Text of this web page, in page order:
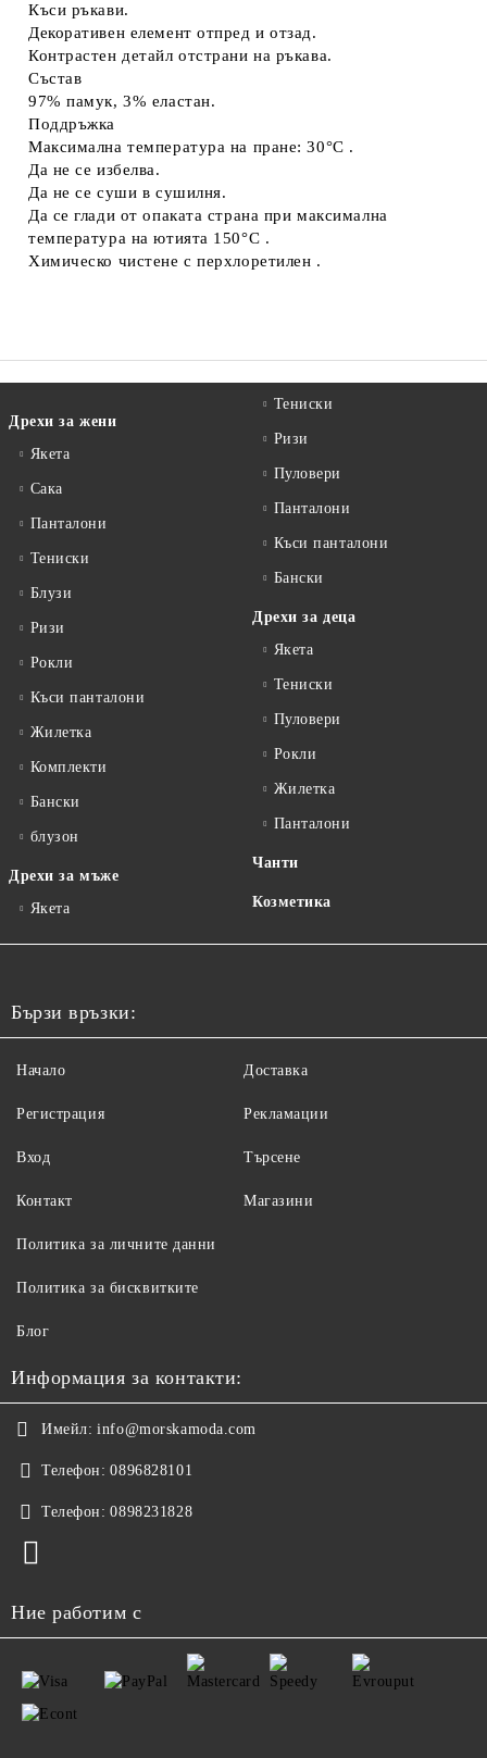
Съгласен съм сПолитиката за лични данни
Ние ще се свържем с вас в рамките на работния ден.
Къси ръкави.
Декоративен елемент отпред и отзад.
Контрастен детайл отстрани на ръкава.
Състав
97% памук, 3% еластан.
Поддръжка
Максимална температура на пране: 30°C .
Да не се избелва.
Да не се суши в сушилня.
Да се глади от опаката страна при максимална
температура на ютията 150°C .
Химическо чистене с перхлоретилен .
Дрехи за жени
Якета
Сакa
Панталони
Тениски
Блузи
Ризи
Рокли
Къси панталони
Жилетка
Комплекти
Бански
блузон
Дрехи за мъже
Якета
Тениски
Ризи
Пуловери
Панталони
Къси панталони
Бански
Дрехи за деца
Якета
Тениски
Пуловери
Рокли
Жилетка
Панталони
Чанти
Козметика
Бързи връзки:
Начало
Регистрация
Вход
Контакт
Доставка
Рекламации
Търсене
Магазини
Политика за личните данни
Политика за бисквитките
Блог
Информация за контакти:
Имейл: info@morskamoda.com
Телефон: 0896828101
Телефон: 0898231828
Ние работим с